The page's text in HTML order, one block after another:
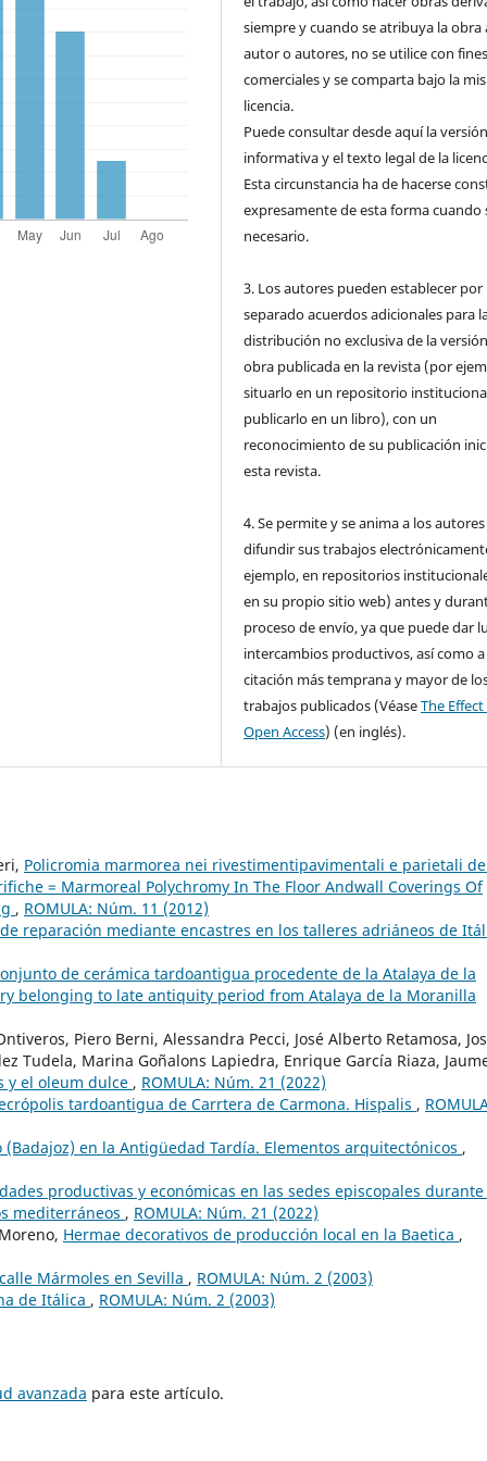
siempre y cuando se atribuya la obra
autor o autores, no se utilice con
comerciales y se comparta bajo la
licencia.
Puede consultar desde aquí la
informativa y el texto legal de la
Esta circunstancia ha de hacerse
expresamente de esta forma cuando
necesario.
3. Los autores pueden establecer por
separado acuerdos adicionales para
distribución no exclusiva de la
obra publicada en la revista (por
situarlo en un repositorio
publicarlo en un libro), con un
reconocimiento de su publicación
esta revista.
4. Se permite y se anima a los
difundir sus trabajos
ejemplo, en repositorios
en su propio sitio web) antes y
proceso de envío, ya que puede dar
intercambios productivos, así como
citación más temprana y mayor de
trabajos publicados (VéaseThe
Open Access) (en inglés).
Policromia marmorea nei rivestimentipavimentali e parietali
= Marmoreal Polychromy In The Floor Andwall Coverings Of
, ROMULA: Núm. 11 (2012)
reparación mediante encastres en los talleres adriáneos de
de cerámica tardoantigua procedente de la Atalaya de la
belonging to late antiquity period from Atalaya de la Moranilla
Piero Berni, Alessandra Pecci, José Alberto Retamosa,
Tudela, Marina Goñalons Lapiedra, Enrique García Riaza,
y el oleum dulce , ROMULA: Núm. 21 (2022)
tardoantigua de Carrtera de Carmona. Hispalis ,
en la Antigüedad Tardía. Elementos arquitectónicos ,
productivas y económicas en las sedes episcopales
mediterráneos , ROMULA: Núm. 21 (2022)
Hermae decorativos de producción local en la Baetica ,
Mármoles en Sevilla , ROMULA: Núm. 2 (2003)
de Itálica , ROMULA: Núm. 2 (2003)
avanzada para este artículo.